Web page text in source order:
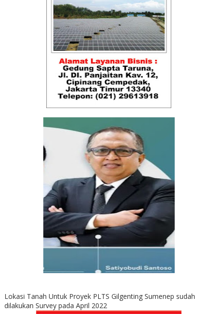
Lokasi Tanah Untuk Proyek PLTS Gilgenting Sumenep sudah
dilakukan Survey pada April 2022